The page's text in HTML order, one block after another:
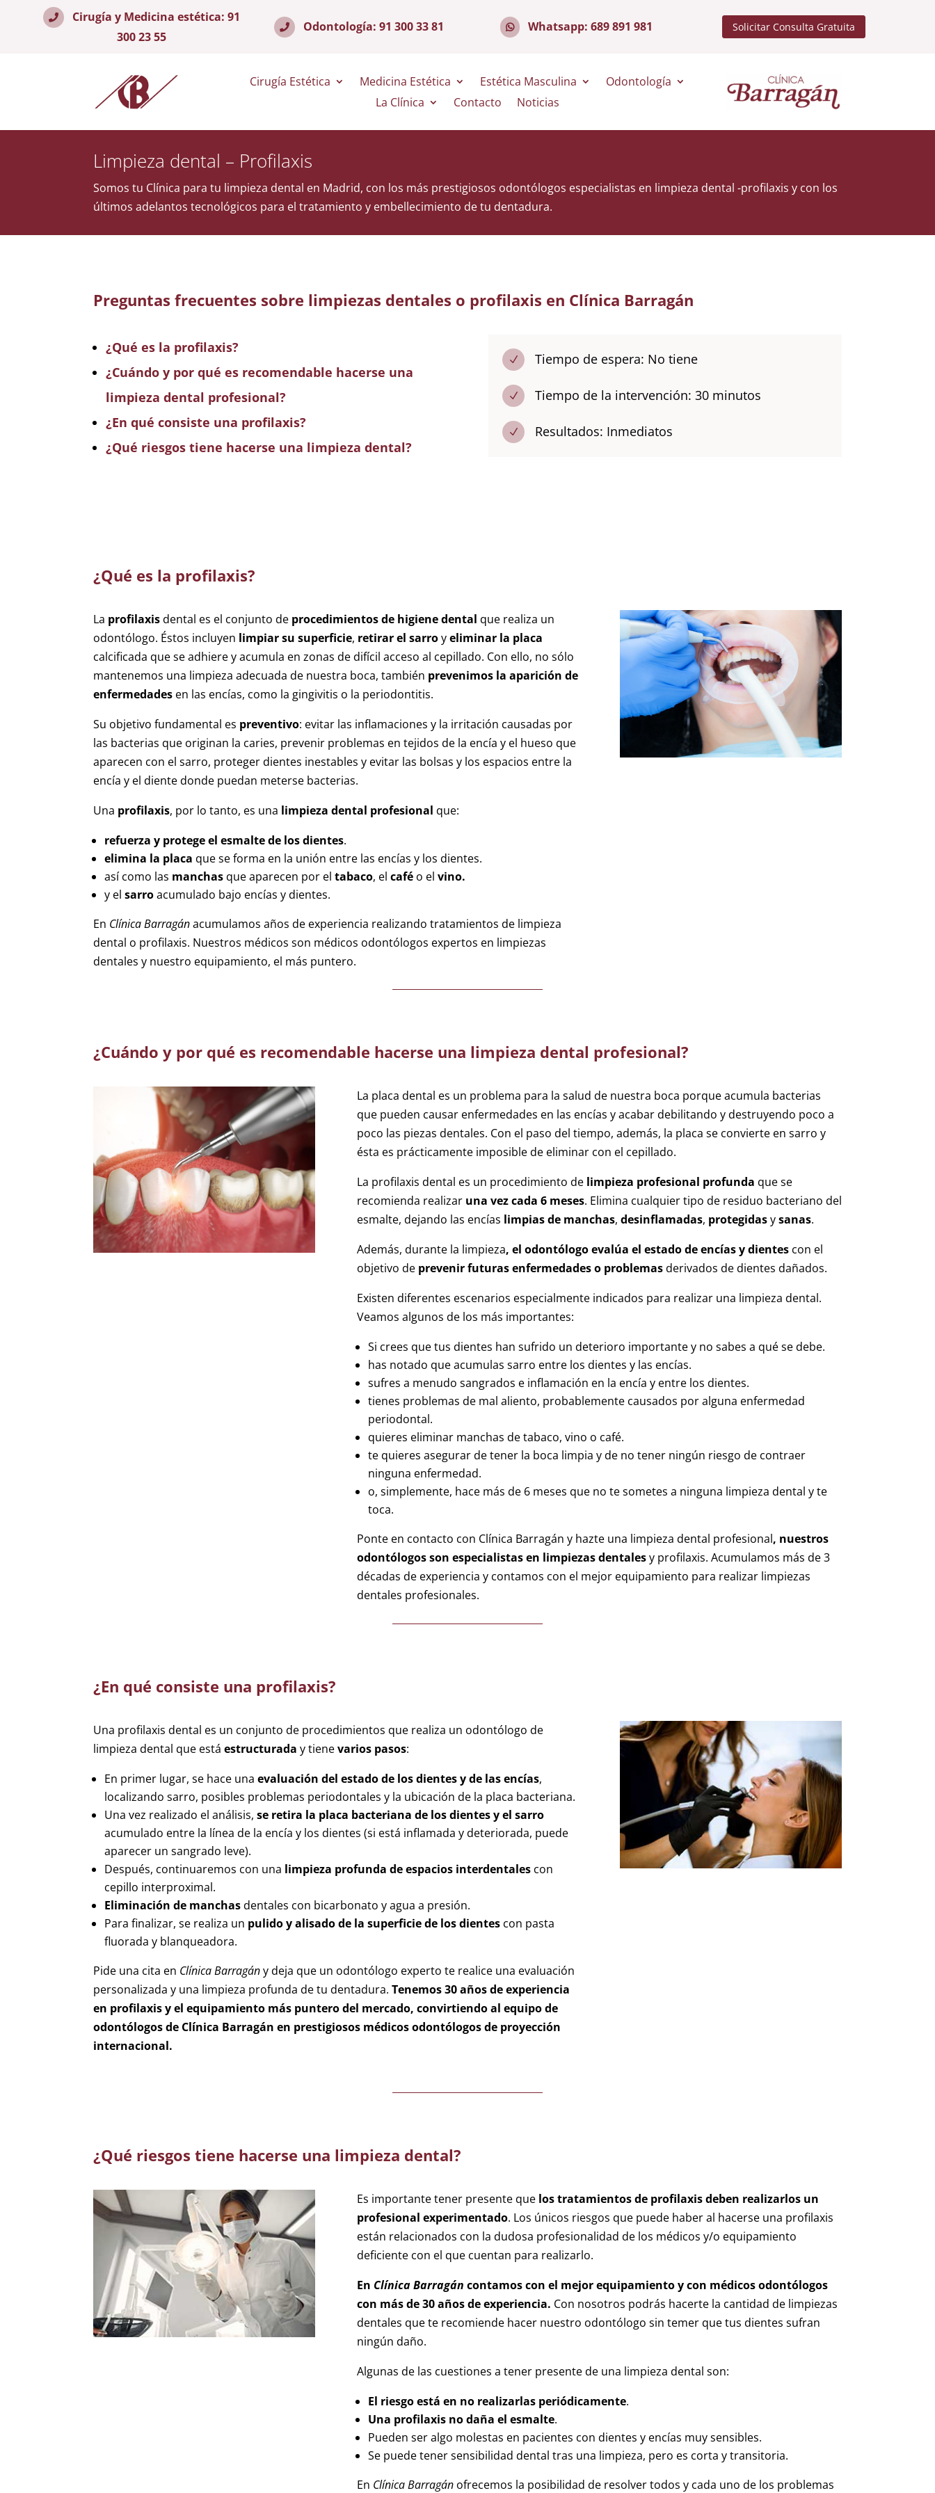
Cirugía y Medicina estética: 91
300 23 55
Odontología: 91 300 33 81 Whatsapp: 689 891 981 Solicitar Consulta Gratuita
Cirugía Estética Medicina Estética Estética Masculina
Odontología
La Clínica
Contacto Noticias
Limpieza dental – Profilaxis
Somos tu Clínica para tu limpieza dental en Madrid, con los más prestigiosos odontólogos especialistas en limpieza dental -profilaxis y con los
últimos adelantos tecnológicos para el tratamiento y embellecimiento de tu dentadura.
Preguntas frecuentes sobre limpiezas dentales o profilaxis en Clínica Barragán
¿Qué es la profilaxis?
¿Cuándo y por qué es recomendable hacerse una
limpieza dental profesional?
¿En qué consiste una profilaxis?
¿Qué riesgos tiene hacerse una limpieza dental?
N Tiempo de espera: No tiene
N Tiempo de la intervención: 30 minutos
N Resultados: Inmediatos
¿Qué es la profilaxis?
La profilaxisdental es el conjunto de procedimientos de higiene dental que realiza un
odontólogo. Éstos incluyen limpiar su superficie, retirar el sarroyeliminar la placa
calcificada que se adhiere y acumula en zonas de difícil acceso al cepillado. Con ello, no sólo
mantenemos una limpieza adecuada de nuestra boca, también prevenimos la aparición de
enfermedades en las encías, como la gingivitis o la periodontitis.
Su objetivo fundamental es preventivo: evitar las inflamaciones y la irritación causadas por
las bacterias que originan la caries, prevenir problemas en tejidos de la encía y el hueso que
aparecen con el sarro, proteger dientes inestables y evitar las bolsas y los espacios entre la
encía y el diente donde puedan meterse bacterias.
Una profilaxis, por lo tanto, es una limpieza dental profesional que:
refuerza y protege el esmalte de los dientes.
elimina la placa que se forma en la unión entre las encías y los dientes.
así como las manchas que aparecen por eltabaco, elcafé o elvino.
y elsarroacumulado bajo encías y dientes.
En Clínica Barragánacumulamos años de experiencia realizando tratamientos de limpieza
dental o profilaxis. Nuestros médicos son médicos odontólogos expertos en limpiezas
dentales y nuestro equipamiento, el más puntero.
¿Cuándo y por qué es recomendable hacerse una limpieza dental profesional?
La placa dental es un problema para la salud de nuestra boca porque acumula bacterias
que pueden causar enfermedades en las encías y acabar debilitando y destruyendo poco a
poco las piezas dentales. Con el paso del tiempo, además, la placa se convierte en sarro y
ésta es prácticamente imposible de eliminar con el cepillado.
La profilaxis dental es un procedimiento de limpieza profesional profunda que se
recomienda realizar una vez cada 6 meses. Elimina cualquier tipo de residuo bacteriano del
esmalte, dejando las encías limpias de manchas, desinflamadas, protegidasysanas.
Además, durante la limpieza, el odontólogo evalúa el estado de encías y dientescon el
objetivo de prevenir futuras enfermedades o problemasderivados de dientes dañados.
Existen diferentes escenarios especialmente indicados para realizar una limpieza dental.
Veamos algunos de los más importantes:
Si crees que tus dientes han sufrido un deterioro importante y no sabes a qué se debe.
has notado que acumulas sarro entre los dientes y las encías.
sufres a menudo sangrados e inflamación en la encía y entre los dientes.
tienes problemas de mal aliento, probablemente causados por alguna enfermedad
periodontal.
quieres eliminar manchas de tabaco, vino o café.
te quieres asegurar de tener la boca limpia y de no tener ningún riesgo de contraer
ninguna enfermedad.
o, simplemente, hace más de 6 meses que no te sometes a ninguna limpieza dental y te
toca.
Ponte en contacto con Clínica Barragán y hazte una limpieza dental profesional, nuestros
odontólogos son especialistas en limpiezas dentalesy profilaxis. Acumulamos más de 3
décadas de experiencia y contamos con el mejor equipamiento para realizar limpiezas
dentales profesionales.
¿En qué consiste una profilaxis?
Una profilaxis dental es un conjunto de procedimientos que realiza un odontólogo de
limpieza dental que estáestructurada y tienevarios pasos:
En primer lugar, se hace unaevaluación del estado de los dientes y de las encías,
localizando sarro, posibles problemas periodontales y la ubicación de la placa bacteriana.
Una vez realizado el análisis,se retira la placa bacteriana de los dientes y el sarro
acumulado entre la línea de la encía y los dientes (si está inflamada y deteriorada, puede
aparecer un sangrado leve).
Después, continuaremos con una limpieza profunda de espacios interdentales con
cepillo interproximal.
Eliminación de manchasdentales con bicarbonato y agua a presión.
Para finalizar, se realiza un pulido y alisado de la superficie de los dientes con pasta
fluorada y blanqueadora.
Pide una cita en Clínica Barragány deja que un odontólogo experto te realice una evaluación
personalizada y una limpieza profunda de tu dentadura.Tenemos 30 años de experiencia
en profilaxis y el equipamiento más puntero del mercado, convirtiendo al equipo de
odontólogos de Clínica Barragán en prestigiosos médicos odontólogos de proyección
internacional.
¿Qué riesgos tiene hacerse una limpieza dental?
Es importante tener presente que los tratamientos de profilaxis deben realizarlos un
profesional experimentado. Los únicos riesgos que puede haber al hacerse una profilaxis
están relacionados con la dudosa profesionalidad de los médicos y/o equipamiento
deficiente con el que cuentan para realizarlo.
En Clínica Barragán contamos con el mejor equipamiento y con médicos odontólogos
con más de 30 años de experiencia. Con nosotros podrás hacerte la cantidad de limpiezas
dentales que te recomiende hacer nuestro odontólogo sin temer que tus dientes sufran
ningún daño.
Algunas de las cuestiones a tener presente de una limpieza dental son:
El riesgo está en no realizarlas periódicamente.
Una profilaxis no daña el esmalte.
Pueden ser algo molestas en pacientes con dientes y encías muy sensibles.
Se puede tener sensibilidad dental tras una limpieza, pero es corta y transitoria.
En Clínica Barragán ofrecemos la posibilidad de resolver todos y cada uno de los problemas